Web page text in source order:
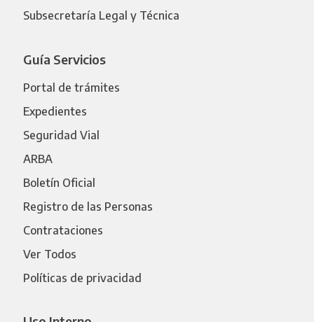
Subsecretaría Legal y Técnica
Guía Servicios
Portal de trámites
Expedientes
Seguridad Vial
ARBA
Boletín Oficial
Registro de las Personas
Contrataciones
Ver Todos
Políticas de privacidad